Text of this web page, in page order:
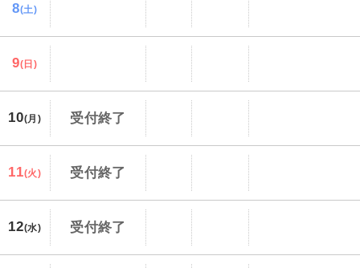
8(土)
9(日)
10(月) 受付終了
11(火) 受付終了
12(水) 受付終了